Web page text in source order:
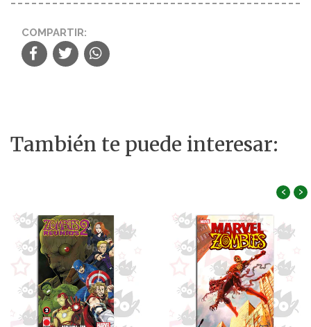
COMPARTIR:
También te puede interesar:
‹ ›